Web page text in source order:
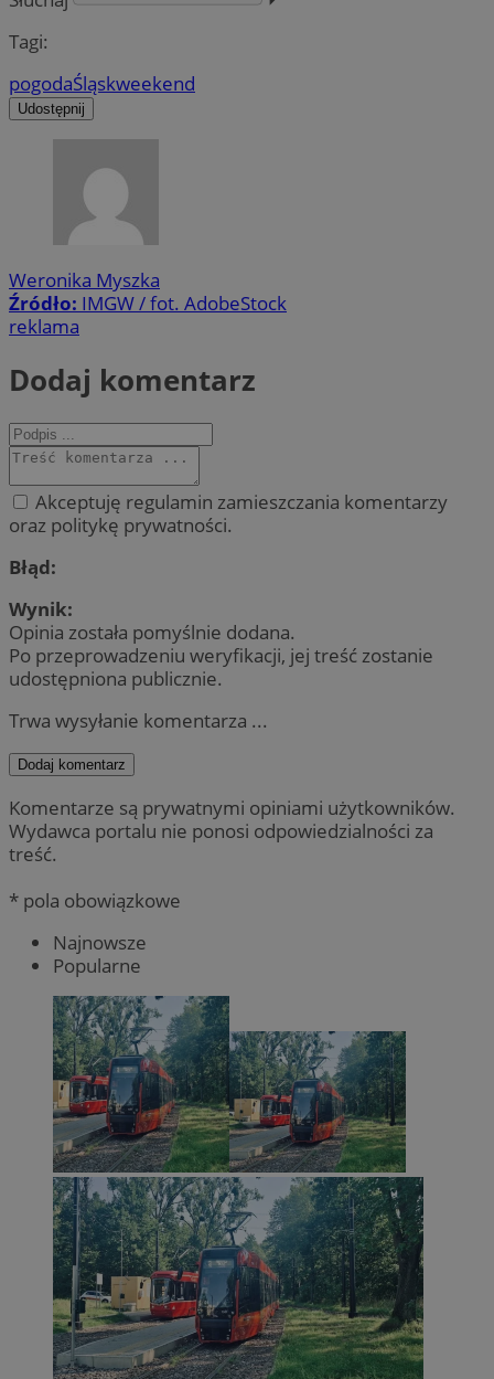
Tagi:
pogodaŚląskweekend
Udostępnij
Weronika Myszka
Źródło: IMGW / fot. AdobeStock
reklama
Dodaj komentarz
Akceptuję regulamin zamieszczania komentarzy
oraz politykę prywatności.
Błąd:
Wynik:
Opinia została pomyślnie dodana.
Po przeprowadzeniu weryfikacji, jej treść zostanie
udostępniona publicznie.
Trwa wysyłanie komentarza ...
Dodaj komentarz
Komentarze są prywatnymi opiniami użytkowników.
Wydawca portalu nie ponosi odpowiedzialności za
treść.
* pola obowiązkowe
Najnowsze
Popularne